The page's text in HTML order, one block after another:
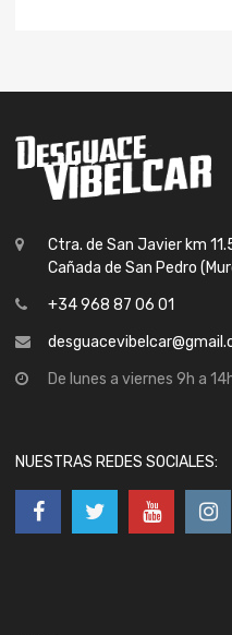
Ctra. de San Javier km
Cañada de San Pedro
+34 968 87 06 01
De lunes a viernes 9h a
NUESTRAS REDES SOCIALES: